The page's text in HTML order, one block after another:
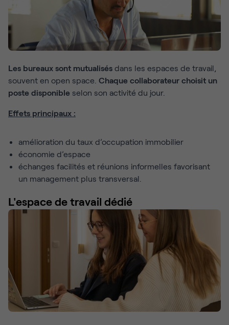
Les bureaux sont mutualisés dans les espaces de travail,
souvent en open space. Chaque collaborateur choisit un
poste disponible selon son activité du jour.
Effets principaux :
amélioration du taux d’occupation immobilier
économie d’espace
échanges facilités et réunions informelles favorisant
un management plus transversal.
L'espace de travail dédié